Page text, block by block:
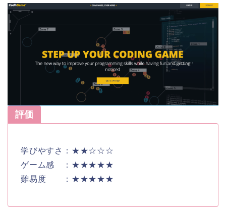
評価
学びやすさ：★★☆☆☆
ゲーム感 ：★★★★★
難易度 ：★★★★★